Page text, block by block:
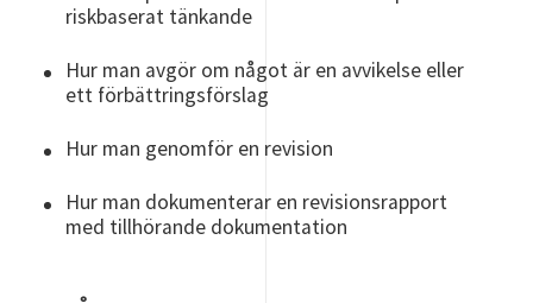
riskbaserat tänkande
Hur man avgör om något är en avvikelse eller
ett förbättringsförslag
Hur man genomför en revision
Hur man dokumenterar en revisionsrapport
med tillhörande dokumentation